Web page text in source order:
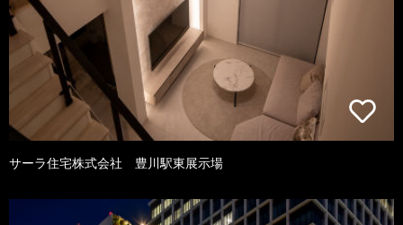
サーラ住宅株式会社 豊川駅東展示場